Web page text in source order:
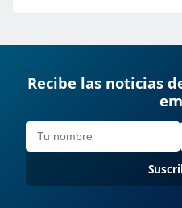
Recibe las noticias